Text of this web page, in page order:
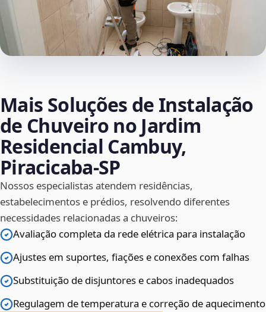
Mais Soluções de Instalação
de Chuveiro no Jardim
Residencial Cambuy,
Piracicaba‑SP
Nossos especialistas atendem residências,
estabelecimentos e prédios, resolvendo diferentes
necessidades relacionadas a chuveiros:
Avaliação completa da rede elétrica para instalação
Ajustes em suportes, fiações e conexões com falhas
Substituição de disjuntores e cabos inadequados
Regulagem de temperatura e correção de aquecimento